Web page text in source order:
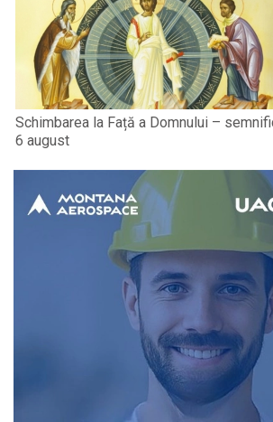
Schimbarea la Față a Domnului –
6 august